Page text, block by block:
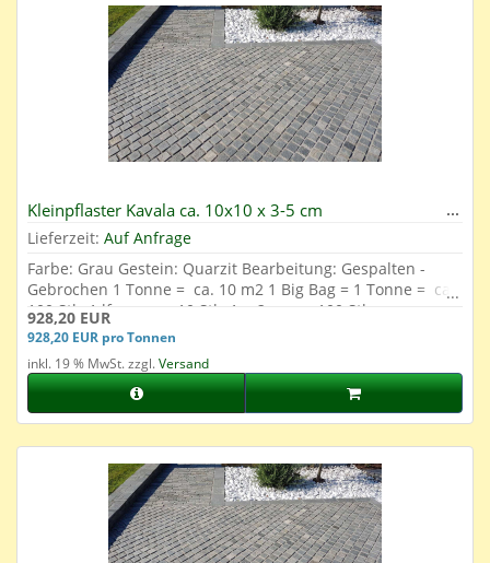
Kleinpflaster Kavala ca. 10x10 x 3-5 cm
Lieferzeit: Auf Anfrage
Farbe: Grau Gestein: Quarzit Bearbeitung: Gespalten -
Gebrochen 1 Tonne = ca. 10 m2 1 Big Bag = 1 Tonne = ca.
100 Stk. 1 lfm. = ca. 10 Stk. 1 m2 = ca. 100 Stk.
928,20 EUR
928,20 EUR pro Tonnen
inkl. 19 % MwSt. zzgl.Versand